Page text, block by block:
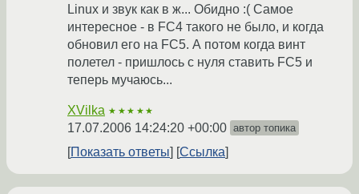
Linux и звук как в ж... Обидно :( Самое
интересное - в FC4 такого не было, и когда
обновил его на FC5. А потом когда винт
полетел - пришлось с нуля ставить FC5 и
теперь мучаюсь...
XVilka ★★★★★
17.07.2006 14:24:20 +00:00 автор топика
Показать ответы Ссылка